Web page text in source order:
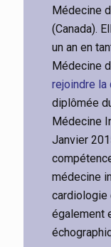
Médecine
(Canada).
un an en
Médecine
rejoindre la
diplômée
Médecine
Janvier
médecine
cardiologie
également